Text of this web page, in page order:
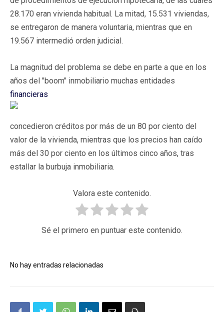
28.170 eran vivienda habitual. La mitad, 15.531 viviendas,
se entregaron de manera voluntaria, mientras que en
19.567 intermedió orden judicial.
La magnitud del problema se debe en parte a que en los
años del "boom" inmobiliario muchas entidades
financieras
concedieron créditos por más de un 80 por ciento del
valor de la vivienda, mientras que los precios han caído
más del 30 por ciento en los últimos cinco años, tras
estallar la burbuja inmobiliaria.
Valora este contenido.
Sé el primero en puntuar este contenido.
No hay entradas relacionadas